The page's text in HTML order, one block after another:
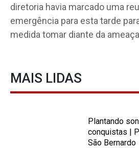
diretoria havia marcado uma
emergência para esta tarde
medida tomar diante da
MAIS LIDAS
Plantando
conquistas |
São Bernardo